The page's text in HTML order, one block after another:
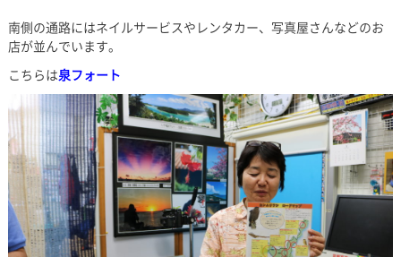
南側の通路にはネイルサービスやレンタカー、写真屋さんなどのお
店が並んでいます。
こちらは泉フォート